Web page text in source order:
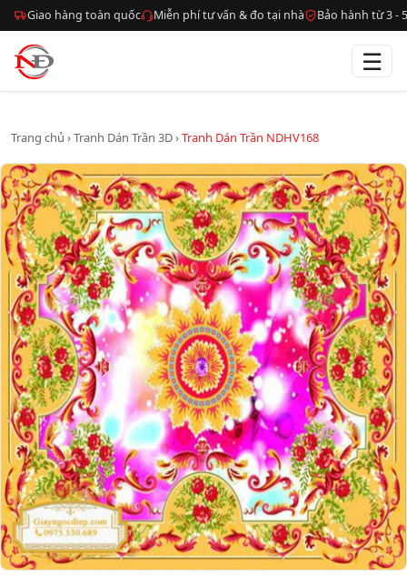
Giao hàng toàn quốc Miễn phí tư vấn & đo tại nhà Bảo hành từ 3 -
☰
Trang chủ ›Tranh Dán Trần 3D›Tranh Dán Trần NDHV168